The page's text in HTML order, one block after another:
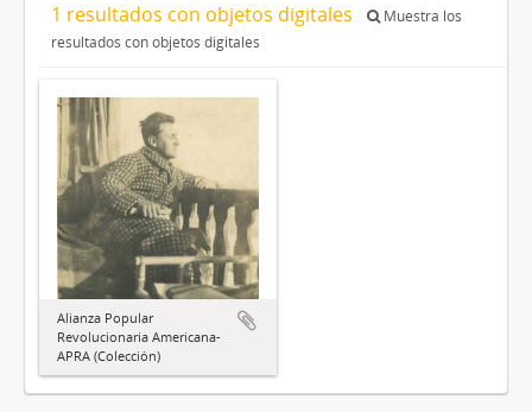
1 resultados con objetos digitales
Muestra los
resultados con objetos digitales
Alianza Popular
Revolucionaria Americana-
APRA (Colección)